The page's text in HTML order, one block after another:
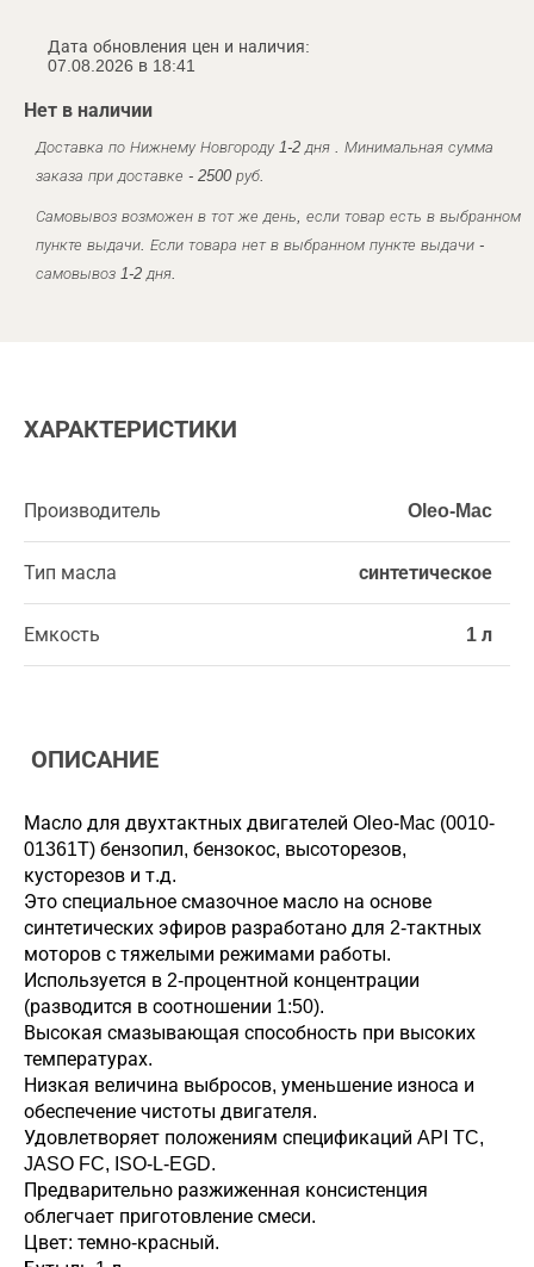
Дата обновления цен и наличия:
07.08.2026 в 18:41
Нет в наличии
Доставка по Нижнему Новгороду 1-2 дня . Минимальная сумма
заказа при доставке - 2500 руб.
Самовывоз возможен в тот же день, если товар есть в выбранном
пункте выдачи. Если товара нет в выбранном пункте выдачи -
самовывоз 1-2 дня.
ХАРАКТЕРИСТИКИ
Производитель Oleo-Mac
Тип масла синтетическое
Емкость 1 л
ОПИСАНИЕ
Масло для двухтактных двигателей Oleo-Mac (0010-
01361T) бензопил, бензокос, высоторезов,
кусторезов и т.д.
Это специальное смазочное масло на основе
синтетических эфиров разработано для 2-тактных
моторов с тяжелыми режимами работы.
Используется в 2-процентной концентрации
(разводится в соотношении 1:50).
Высокая смазывающая способность при высоких
температурах.
Низкая величина выбросов, уменьшение износа и
обеспечение чистоты двигателя.
Удовлетворяет положениям спецификаций API TC,
JASO FC, ISO-L-EGD.
Предварительно разжиженная консистенция
облегчает приготовление смеси.
Цвет: темно-красный.